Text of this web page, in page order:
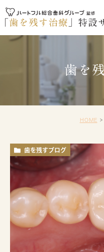
歯を
HOME
歯を残すブログ